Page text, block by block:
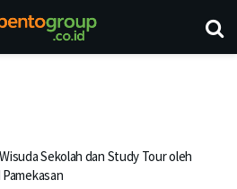
Sekolah dan Study Tour oleh